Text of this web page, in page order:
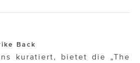
Back
kuratiert, bietet die „The